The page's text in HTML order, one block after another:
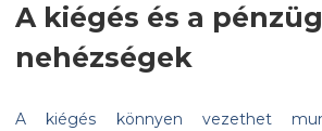
A kiégés és a
nehézségek
A kiégés könnyen vezethet